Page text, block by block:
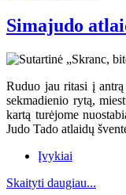
Simajudo
Ruduo jau ritasi į
sekmadienio rytą,
kartą turėjome
Judo Tado atlaidų
Įvykiai
Skaityti daugiau...